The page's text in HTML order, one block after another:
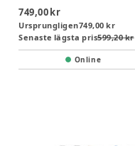
749,00 kr
Ursprungligen749,00 kr
Senaste lägsta pris599,20 kr
Online